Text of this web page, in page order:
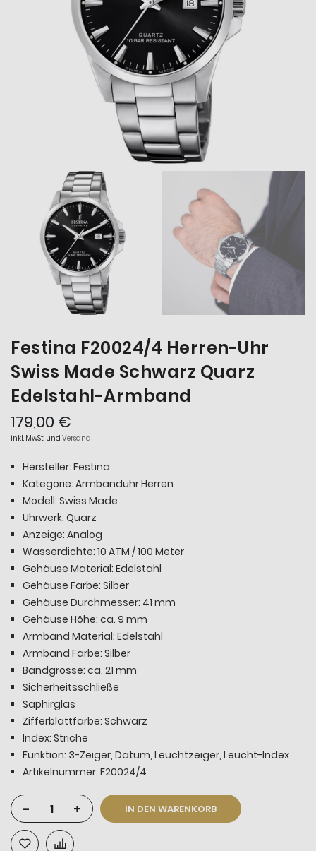
Festina F20024/4 Herren-Uhr
Swiss Made Schwarz Quarz
Edelstahl-Armband
179,00 €
inkl. MwSt. und Versand
Hersteller: Festina
Kategorie: Armbanduhr Herren
Modell: Swiss Made
Uhrwerk: Quarz
Anzeige: Analog
Wasserdichte: 10 ATM / 100 Meter
Gehäuse Material: Edelstahl
Gehäuse Farbe: Silber
Gehäuse Durchmesser: 41 mm
Gehäuse Höhe: ca. 9 mm
Armband Material: Edelstahl
Armband Farbe: Silber
Bandgrösse: ca. 21 mm
Sicherheitsschließe
Saphirglas
Zifferblattfarbe: Schwarz
Index: Striche
Funktion: 3-Zeiger, Datum, Leuchtzeiger, Leucht-Index
Artikelnummer: F20024/4
- + IN DEN WARENKORB